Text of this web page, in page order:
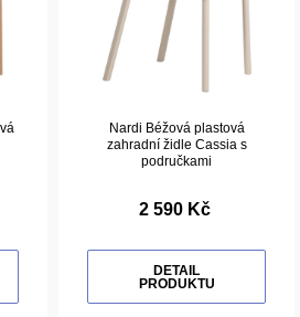
Nardi Béžová plastová
zahradní židle Cassia s
područkami
2 590 Kč
DETAIL
PRODUKTU